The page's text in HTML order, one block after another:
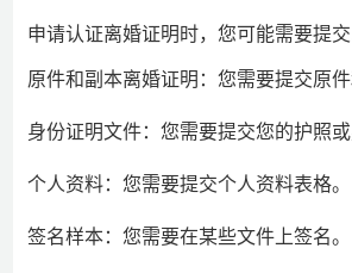
申请认证离婚证明时，您可能需要提交
原件和副本离婚证明：您需要提交原件
身份证明文件：您需要提交您的护照或
个人资料：您需要提交个人资料表格。
签名样本：您需要在某些文件上签名。